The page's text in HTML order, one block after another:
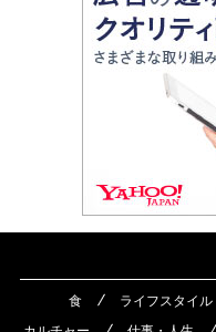
食 ライフスタイル